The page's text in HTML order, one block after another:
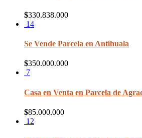
$330.838.000
14
Se Vende Parcela en Antihuala
$350.000.000
7
Casa en Venta en Parcela de
$85.000.000
12